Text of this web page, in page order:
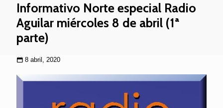
Informativo Norte especial Radio
Aguilar miércoles 8 de abril (1ª
parte)
8 abril, 2020